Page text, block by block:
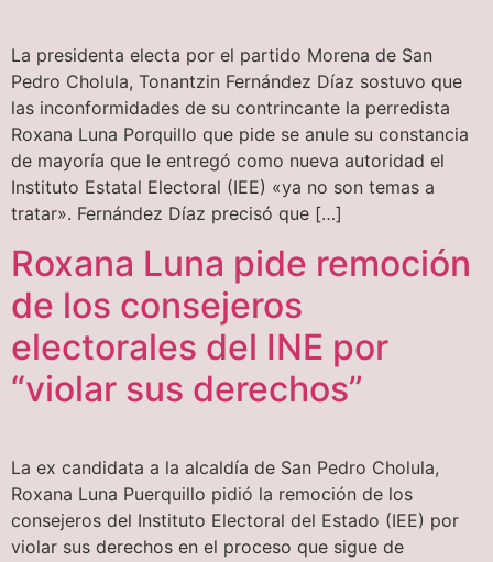
La presidenta electa por el partido Morena de San
Pedro Cholula, Tonantzin Fernández Díaz sostuvo que
las inconformidades de su contrincante la perredista
Roxana Luna Porquillo que pide se anule su constancia
de mayoría que le entregó como nueva autoridad el
Instituto Estatal Electoral (IEE) «ya no son temas a
tratar». Fernández Díaz precisó que […]
Roxana Luna pide remoción
de los consejeros
electorales del INE por
“violar sus derechos”
La ex candidata a la alcaldía de San Pedro Cholula,
Roxana Luna Puerquillo pidió la remoción de los
consejeros del Instituto Electoral del Estado (IEE) por
violar sus derechos en el proceso que sigue de